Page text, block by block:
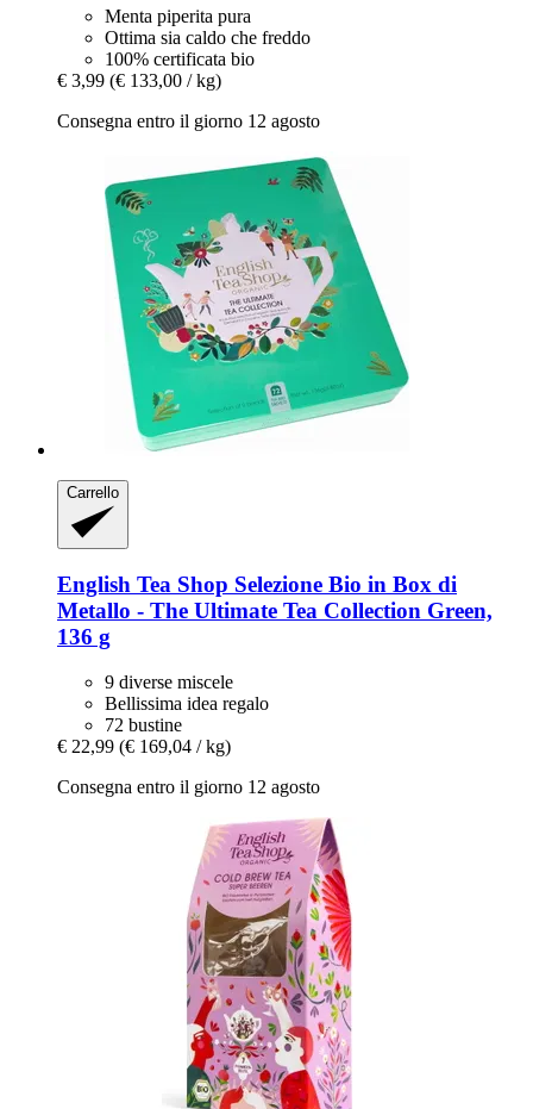
Menta piperita pura
Ottima sia caldo che freddo
100% certificata bio
€ 3,99 (€ 133,00 / kg)
Consegna entro il giorno 12 agosto
Carrello
English Tea Shop Selezione Bio in Box di
Metallo -​ The Ultimate Tea Collection Green,
136 g
9 diverse miscele
Bellissima idea regalo
72 bustine
€ 22,99 (€ 169,04 / kg)
Consegna entro il giorno 12 agosto